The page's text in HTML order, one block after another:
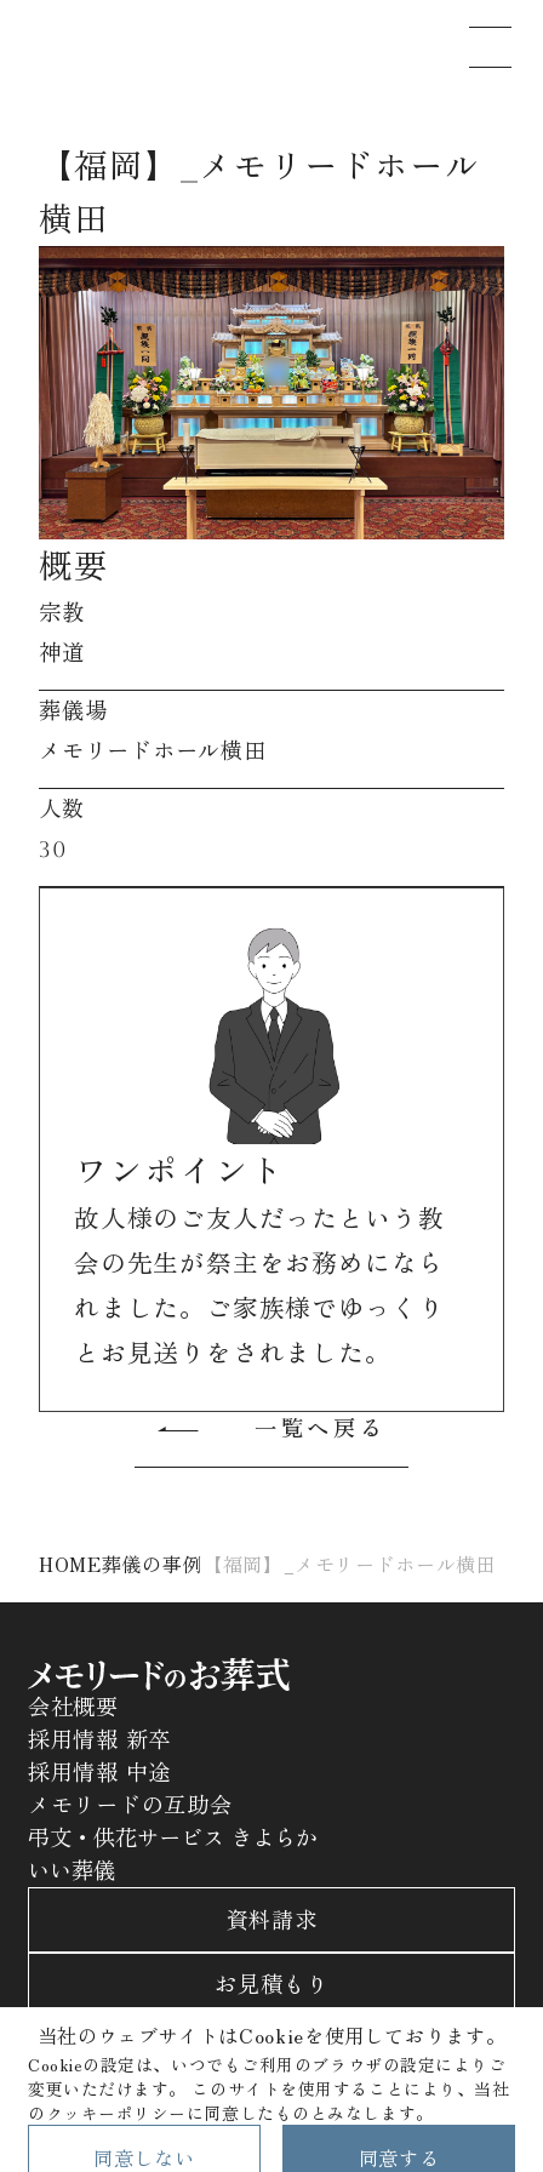
メモリードのお葬式について
葬儀の流れ
事例
施設案内
お知らせ
資料請求
お見積もり
お問合わせ
【福岡】_メモリードホール
横田
概要
宗教
神道
葬儀場
メモリードホール横田
人数
30
ワンポイント
故人様のご友人だったという教
会の先生が祭主をお務めになら
れました。ご家族様でゆっくり
とお見送りをされました。
一覧へ戻る
HOME葬儀の事例 【福岡】_メモリードホール横田
会社概要
採用情報 新卒
採用情報 中途
メモリードの互助会
弔文・供花サービス きよらか
いい葬儀
資料請求
お見積もり
お問合わせ
サイトポリシー
プライバシーポリシー
クッキーポリシー
Copyright © Memolead Corporation. All Rights Reserved.
当社のウェブサイトはCookieを使用しております。
Cookieの設定は、いつでもご利用のブラウザの設定によりご
変更いただけます。
このサイトを使用することにより、当社
のクッキーポリシーに同意したものとみなします。
同意しない 同意する